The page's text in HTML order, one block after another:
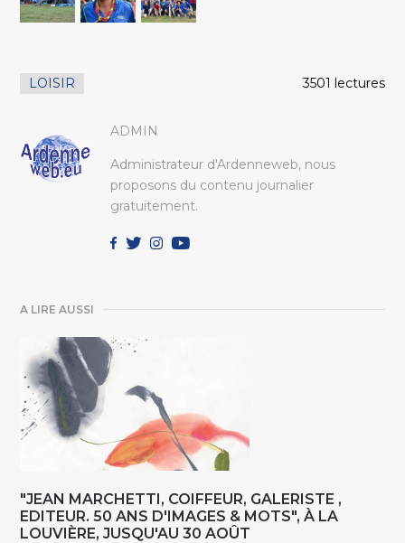
LOISIR 3501 lectures
ADMIN
Administrateur d'Ardenneweb, nous
proposons du contenu journalier
gratuitement.
A LIRE AUSSI
"JEAN MARCHETTI, COIFFEUR, GALERISTE ,
EDITEUR. 50 ANS D'IMAGES & MOTS", À LA
LOUVIÈRE, JUSQU'AU 30 AOÛT